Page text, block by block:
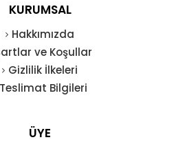
KURUMSAL
Hakkımızda
ve Koşullar
Gizlilik İlkeleri
Teslimat Bilgileri
ÜYE